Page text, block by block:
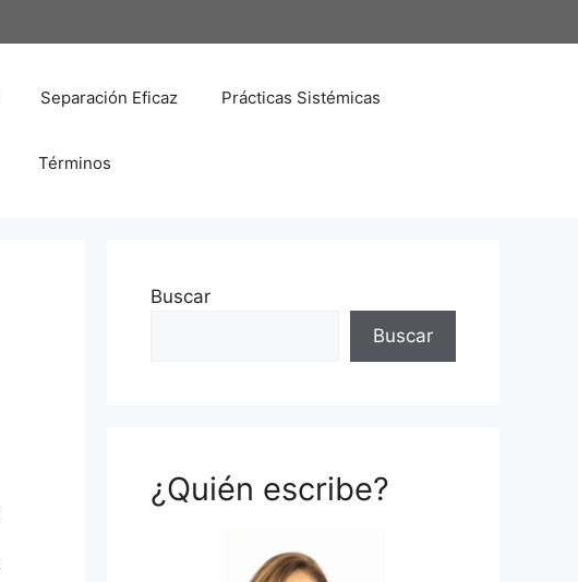
Separación Eficaz Prácticas Sistémicas
Términos
Buscar
Buscar
¿Quién escribe?